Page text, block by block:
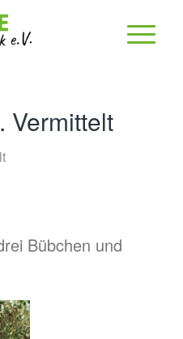
Vermittelt
Bübchen und